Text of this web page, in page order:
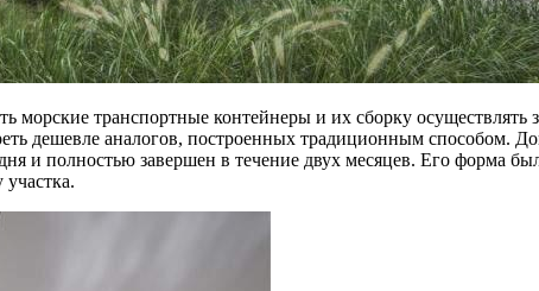
морские транспортные контейнеры и их сборку осуществлять
дешевле аналогов, построенных традиционным способом.
и полностью завершен в течение двух месяцев. Его форма